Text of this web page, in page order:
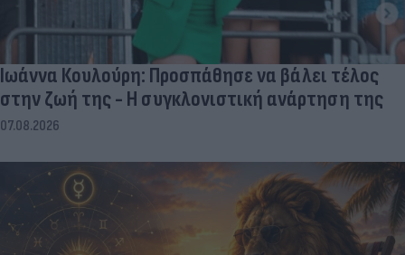
Ιωάννα Κουλούρη: Προσπάθησε να βάλει τέλος
στην ζωή της - Η συγκλονιστική ανάρτηση της
07.08.2026